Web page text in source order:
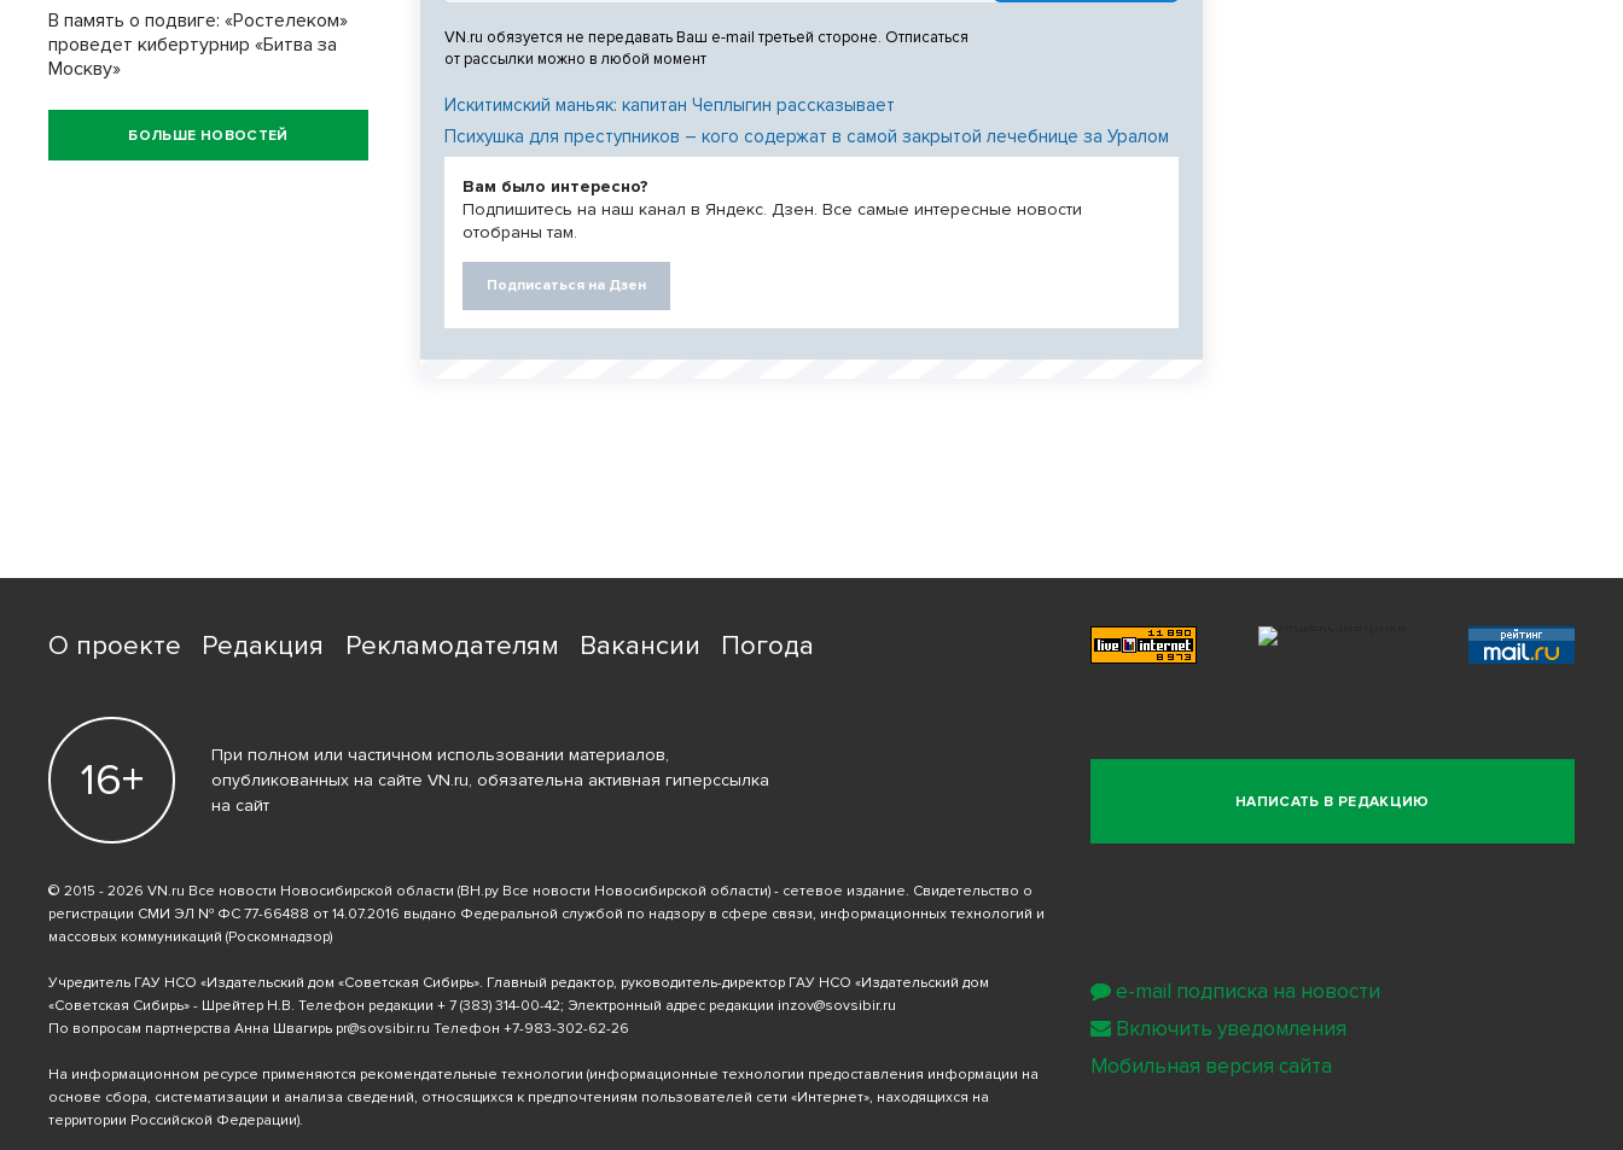
VN.ru обязуется не передавать Ваш e-mail третьей стороне. Отписаться
от рассылки можно в любой момент
Искитимский маньяк: капитан Чеплыгин рассказывает
Психушка для преступников – кого содержат в самой закрытой лечебнице за Уралом
Вам было интересно?
Подпишитесь на наш канал в Яндекс. Дзен. Все самые интересные новости
отобраны там.
Подписаться на Дзен
В память о подвиге: «Ростелеком»
проведет кибертурнир «Битва за
Москву»
БОЛЬШЕ НОВОСТЕЙ
О проекте Редакция Рекламодателям Вакансии Погода
НАПИСАТЬ В РЕДАКЦИЮ
16+
При полном или частичном использовании материалов,
опубликованных на сайте VN.ru, обязательна активная гиперссылка
на сайт
© 2015 - 2026 VN.ru Все новости Новосибирской области (ВН.ру Все новости Новосибирской области) - сетевое издание. Свидетельство о
регистрации СМИ ЭЛ № ФС 77-66488 от 14.07.2016 выдано Федеральной службой по надзору в сфере связи, информационных технологий и
массовых коммуникаций (Роскомнадзор)
Учредитель ГАУ НСО «Издательский дом «Советская Сибирь». Главный редактор, руководитель-директор ГАУ НСО «Издательский дом
«Советская Сибирь» - Шрейтер Н.В. Телефон редакции + 7 (383) 314-00-42; Электронный адрес редакции inzov@sovsibir.ru
По вопросам партнерства Анна Швагирь pr@sovsibir.ru Телефон +7-983-302-62-26
На информационном ресурсе применяются рекомендательные технологии (информационные технологии предоставления информации на
основе сбора, систематизации и анализа сведений, относящихся к предпочтениям пользователей сети «Интернет», находящихся на
территории Российской Федерации).
e-mail подписка на новости
Включить уведомления
Мобильная версия сайта